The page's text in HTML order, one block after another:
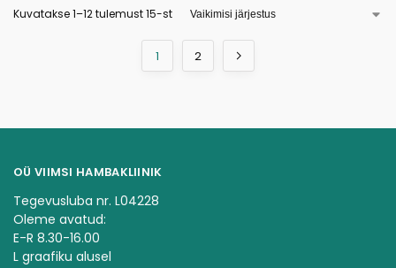
Kuvatakse 1–12 tulemust 15-st
1 2
OÜ VIIMSI HAMBAKLIINIK
Tegevusluba nr. L04228
Oleme avatud:
E-R 8.30-16.00
L graafiku alusel